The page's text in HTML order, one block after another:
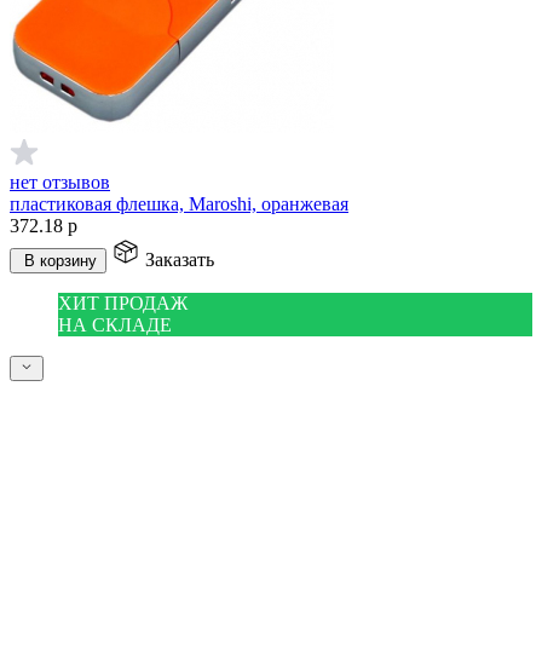
нет отзывов
пластиковая флешка, Maroshi, оранжевая
372.18 р
В корзину Заказать
ХИТ ПРОДАЖ
НА СКЛАДЕ